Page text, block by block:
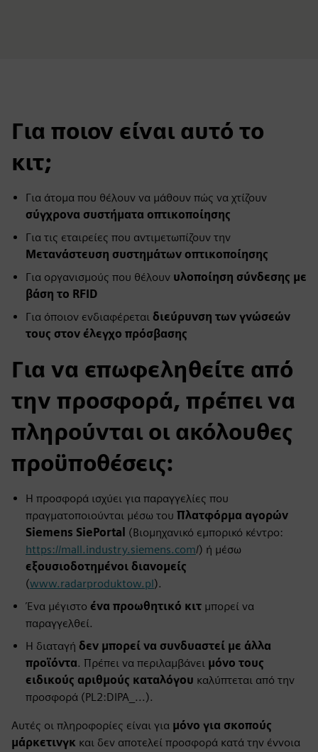
Για ποιον είναι αυτό το
κιτ;
Για άτομα που θέλουν να μάθουν πώς να χτίζουν
σύγχρονα συστήματα οπτικοποίησης
Για τις εταιρείες που αντιμετωπίζουν την
Μετανάστευση συστημάτων οπτικοποίησης
Για οργανισμούς που θέλουν υλοποίηση σύνδεσης με
βάση το RFID
Για όποιον ενδιαφέρεται διεύρυνση των γνώσεών
τους στον έλεγχο πρόσβασης
Για να επωφεληθείτε από
την προσφορά, πρέπει να
πληρούνται οι ακόλουθες
προϋποθέσεις:
Η προσφορά ισχύει για παραγγελίες που
πραγματοποιούνται μέσω του Πλατφόρμα αγορών
Siemens SiePortal (Βιομηχανικό εμπορικό κέντρο:
https://mall.industry.siemens.com/) ή μέσω
εξουσιοδοτημένοι διανομείς
(www.radarproduktow.pl).
Ένα μέγιστο ένα προωθητικό κιτ μπορεί να
παραγγελθεί.
Η διαταγή δεν μπορεί να συνδυαστεί με άλλα
προϊόντα. Πρέπει να περιλαμβάνει μόνο τους
ειδικούς αριθμούς καταλόγου καλύπτεται από την
προσφορά (PL2:DIPA_...).
Αυτές οι πληροφορίες είναι για μόνο για σκοπούς
μάρκετινγκ και δεν αποτελεί προσφορά κατά την έννοια